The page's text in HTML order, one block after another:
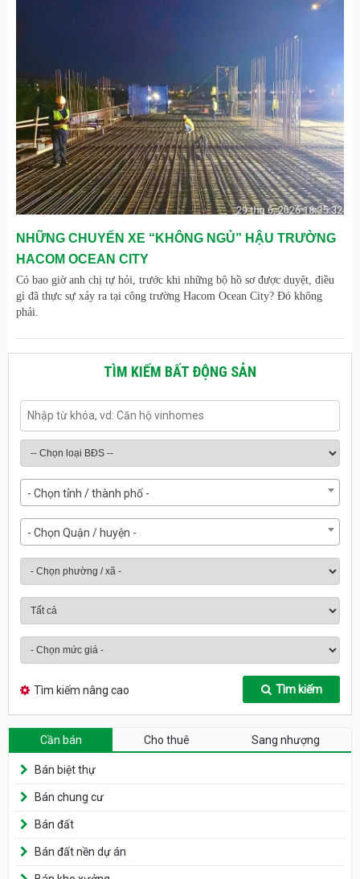
NHỮNG CHUYẾN XE “KHÔNG NGỦ” HẬU TRƯỜNG
HACOM OCEAN CITY
Có bao giờ anh chị tự hỏi, trước khi những bộ hồ sơ được duyệt, điều
gì đã thực sự xảy ra tại công trường Hacom Ocean City? Đó không
phải.
TÌM KIẾM BẤT ĐỘNG SẢN
- Chọn tỉnh / thành phố -
- Chọn Quận / huyện -
Tìm kiếm nâng cao Tìm kiếm
Cần bán Cho thuê Sang nhượng
Bán biệt thự
Bán chung cư
Bán đất
Bán đất nền dự án